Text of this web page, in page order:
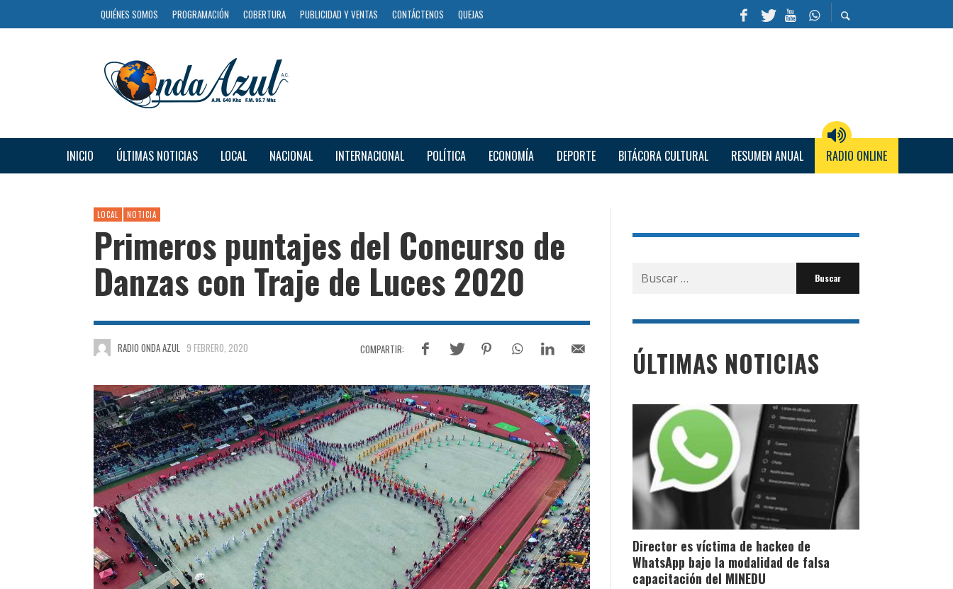
QUIÉNES SOMOS PROGRAMACIÓN COBERTURA PUBLICIDAD Y VENTAS CONTÁCTENOS QUEJAS
INICIO ÚLTIMAS NOTICIAS LOCAL NACIONAL INTERNACIONAL POLÍTICA ECONOMÍA DEPORTE BITÁCORA CULTURAL RESUMEN ANUAL RADIO ONLINE
LOCAL NOTICIA
Primeros puntajes del Concurso de
Danzas con Traje de Luces 2020
RADIO ONDA AZUL 9 FEBRERO, 2020
Buscar
por:
ÚLTIMAS NOTICIAS
Director es víctima de hackeo de
WhatsApp bajo la modalidad de falsa
capacitación del MINEDU